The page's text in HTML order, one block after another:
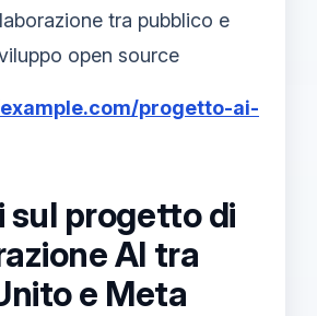
tra pubblico e
open source
progetto-ai-
sul progetto di
AI tra
e Meta